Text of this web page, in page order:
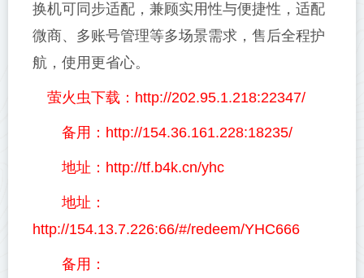
换机可同步适配，兼顾实用性与便捷性，适配
微商、多账号管理等多场景需求，售后全程护
航，使用更省心。
萤火虫下载：http://202.95.1.218:22347/
备用：http://154.36.161.228:18235/
地址：http://tf.b4k.cn/yhc
地址：
http://154.13.7.226:66/#/redeem/YHC666
备用：